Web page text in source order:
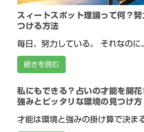
スィートスポット理論って何？
つける方法
毎日、努力している。 それなのに
続きを読む
私にもできる？占いの才能を開
強みとピッタリな環境の見つけ方
才能は環境と強みの掛け算で決ま